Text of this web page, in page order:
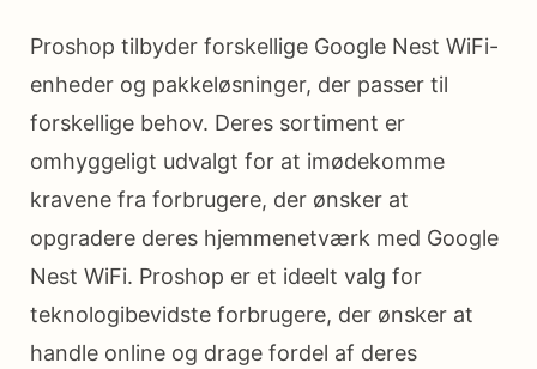
Proshop tilbyder forskellige Google Nest WiFi-
enheder og pakkeløsninger, der passer til
forskellige behov. Deres sortiment er
omhyggeligt udvalgt for at imødekomme
kravene fra forbrugere, der ønsker at
opgradere deres hjemmenetværk med Google
Nest WiFi. Proshop er et ideelt valg for
teknologibevidste forbrugere, der ønsker at
handle online og drage fordel af deres